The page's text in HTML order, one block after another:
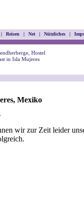
| Reisen | Net | Nützliches |
Hostel
in Isla Mujeres
Mexiko
wir zur Zeit leider